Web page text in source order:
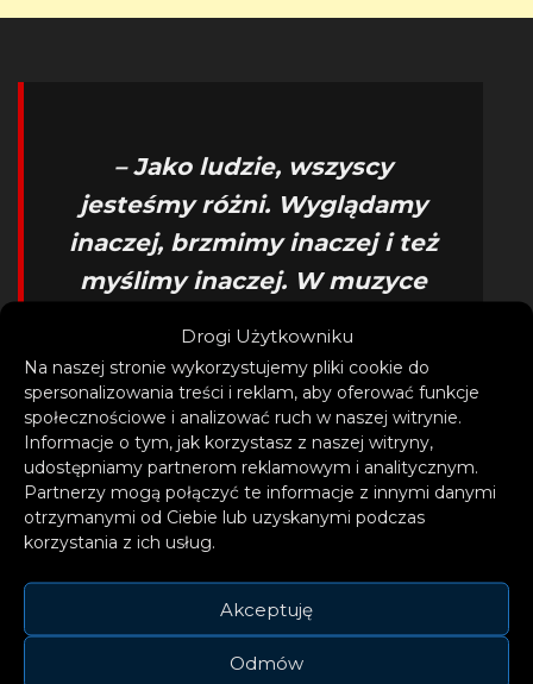
Drogi Użytkowniku
Na naszej stronie wykorzystujemy pliki cookie do
spersonalizowania treści i reklam, aby oferować funkcje
społecznościowe i analizować ruch w naszej witrynie.
Informacje o tym, jak korzystasz z naszej witryny,
udostępniamy partnerom reklamowym i analitycznym.
Partnerzy mogą połączyć te informacje z innymi danymi
otrzymanymi od Ciebie lub uzyskanymi podczas
korzystania z ich usług.
Akceptuję
Odmów
– Jako ludzie, wszyscy
jesteśmy różni. Wyglądamy
inaczej, brzmimy inaczej i też
myślimy inaczej. W muzyce
chcę tworzyć piosenki, które
jednoczą ludzi i promują
inkluzywność wśród
wszystkich rodzajów
mentalnych rozbieżności.
Nazwałem „BANG BANG!”
moim neuroróżnorodnym
hymnem, ponieważ jak echo
refrenu, „to jest w mojej